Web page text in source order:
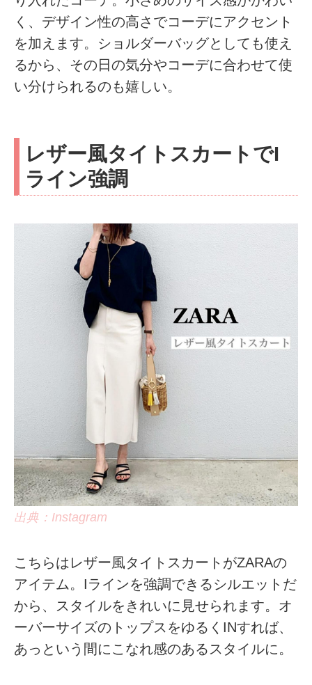
く、デザイン性の高さでコーデにアクセント
を加えます。ショルダーバッグとしても使え
るから、その日の気分やコーデに合わせて使
い分けられるのも嬉しい。
レザー風タイトスカートでI
ライン強調
出典：Instagram
こちらはレザー風タイトスカートがZARAの
アイテム。Iラインを強調できるシルエットだ
から、スタイルをきれいに見せられます。オ
ーバーサイズのトップスをゆるくINすれば、
あっという間にこなれ感のあるスタイルに。